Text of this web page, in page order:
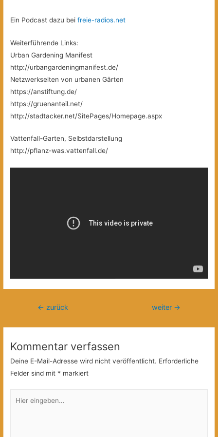
Ein Podcast dazu beifreie-radios.net
Weiterführende Links:
Urban Gardening Manifest
http://urbangardeningmanifest.de/
Netzwerkseiten von urbanen Gärten
https://anstiftung.de/
https://gruenanteil.net/
http://stadtacker.net/SitePages/Homepage.aspx
Vattenfall-Garten, Selbstdarstellung
http://pflanz-was.vattenfall.de/
Beitragsnavigation
← zurück weiter →
Kommentar verfassen
Deine E-Mail-Adresse wird nicht veröffentlicht. Erforderliche
Felder sind mit * markiert
eingeben…